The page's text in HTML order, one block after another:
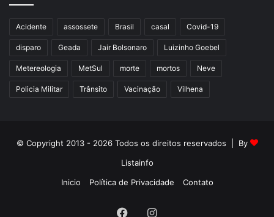
Acidente assossete Brasil casal Covid-19
disparo Geada Jair Bolsonaro Luizinho Goebel
Metereologia MetSul morte mortos Neve
Policia Militar Trânsito Vacinação Vilhena
© Copyright 2013 - 2026 Todos os direitos reservados | By
Listainfo
Inicio
Política de Privacidade Contato
FacebookInstagram